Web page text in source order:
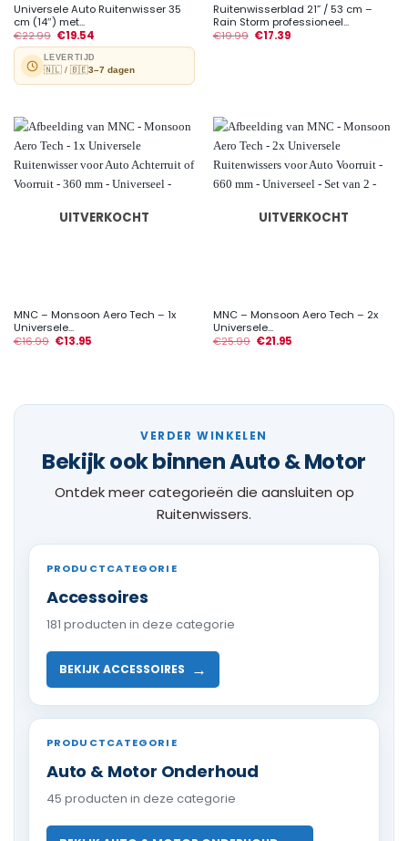
Universele Auto Ruitenwisser 35
cm (14″) met...
€22.99 €19.54
LEVERTIJD
🇳🇱 / 🇧🇪3–7 dagen
Ruitenwisserblad 21” / 53 cm –
Rain Storm professioneel...
€19.99 €17.39
UITVERKOCHT
MNC – Monsoon Aero Tech – 1x
Universele...
€16.99 €13.95
UITVERKOCHT
MNC – Monsoon Aero Tech – 2x
Universele...
€25.99 €21.95
VERDER WINKELEN
Bekijk ook binnen Auto & Motor
Ontdek meer categorieën die aansluiten op
Ruitenwissers.
PRODUCTCATEGORIE
Accessoires
181 producten in deze categorie
BEKIJK ACCESSOIRES →
PRODUCTCATEGORIE
Auto & Motor Onderhoud
45 producten in deze categorie